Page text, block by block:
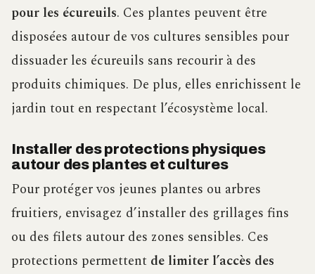
pour les écureuils. Ces plantes peuvent être
disposées autour de vos cultures sensibles pour
dissuader les écureuils sans recourir à des
produits chimiques. De plus, elles enrichissent le
jardin tout en respectant l’écosystème local.
Installer des protections physiques
autour des plantes et cultures
Pour protéger vos jeunes plantes ou arbres
fruitiers, envisagez d’installer des grillages fins
ou des filets autour des zones sensibles. Ces
protections permettent de limiter l’accès des